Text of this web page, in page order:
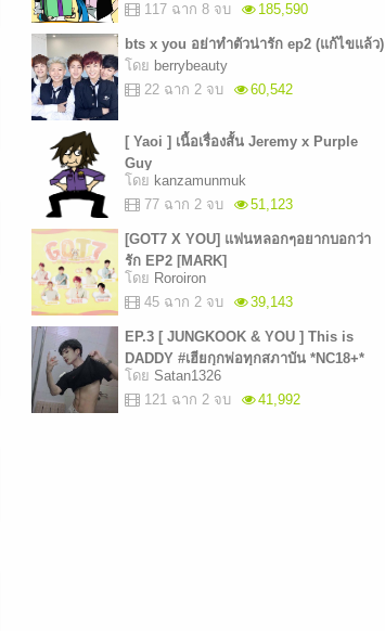
117 ฉาก 8 จบ
185,590
bts x you อย่าทำตัวน่ารัก ep2 (แก้ไขแล้ว)
โดย berrybeauty
22 ฉาก 2 จบ
60,542
[ Yaoi ] เนื้อเรื่องสั้น Jeremy x Purple
Guy
โดย kanzamunmuk
77 ฉาก 2 จบ
51,123
[GOT7 X YOU] แฟนหลอกๆอยากบอกว่า
รัก EP2 [MARK]
โดย Roroiron
45 ฉาก 2 จบ
39,143
EP.3 [ JUNGKOOK & YOU ] This is
DADDY #เฮียกุกพ่อทุกสภาบัน *NC18+*
โดย Satan1326
121 ฉาก 2 จบ
41,992